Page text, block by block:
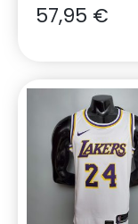
57,95 €